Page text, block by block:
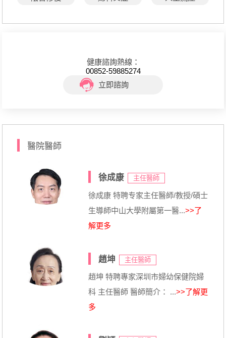
健康諮詢熱線：
00852-59885274
立即諮詢
醫院醫師
徐成康 主任醫師
徐成康 特聘专家主任醫師/教授/碩士
生導師中山大學附屬第一醫...>>了
解更多
趙坤 主任醫師
趙坤 特聘專家深圳市婦幼保健院婦
科 主任醫師 醫師簡介： ...>>了解更
多